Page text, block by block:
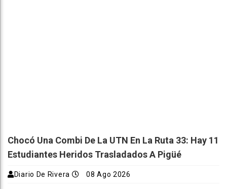
Chocó Una Combi De La UTN En La Ruta 33: Hay 11
Estudiantes Heridos Trasladados A Pigüé
Diario De Rivera 08 Ago 2026